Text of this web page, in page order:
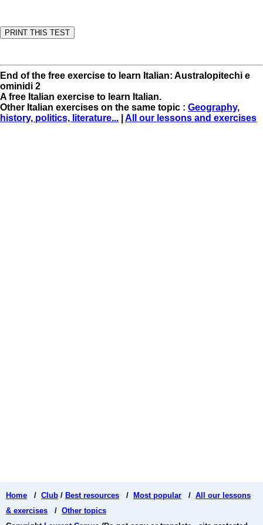
End of the free exercise to learn Italian: Australopitechi e
ominidi 2
A free Italian exercise to learn Italian.
Other Italian exercises on the same topic : Geography,
history, politics, literature...
All our lessons and exercises
Home / Club / Best resources / Most popular / All our lessons
& exercises / Other topics